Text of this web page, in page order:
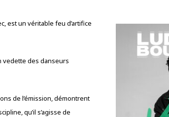
est un véritable feu d’artifice
vedette des danseurs
de l’émission, démontrent
qu’il s’agisse de